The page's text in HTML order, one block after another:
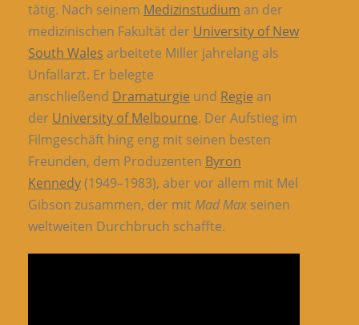
tätig. Nach seinem Medizinstudium an der
medizinischen Fakultät der University of New
South Wales arbeitete Miller jahrelang als
Unfallarzt. Er belegte
anschließend Dramaturgie und Regie an
der University of Melbourne. Der Aufstieg im
Filmgeschäft hing eng mit seinen besten
Freunden, dem Produzenten Byron
Kennedy(1949–1983), aber vor allem mit Mel
Gibson zusammen, der mitMad Max seinen
weltweiten Durchbruch schaffte.